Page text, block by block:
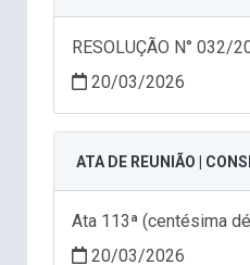
RESOLUÇÃO N°
20/03/2026
ATA DE REUNIÃO |
Ata 113ª (centésima
20/03/2026